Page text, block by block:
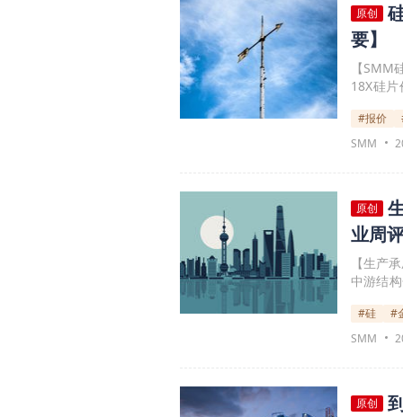
原创
要】
【
18X硅
实际影
#报价
SMM
原创
业周
【生产
中游结
会库存
紧带动
#硅
#
SMM
原创